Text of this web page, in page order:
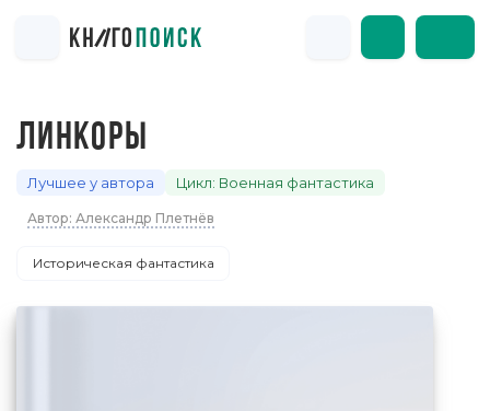
ЛИНКОРЫ
Лучшее у автора Цикл: Военная фантастика
Автор: Александр Плетнёв
Историческая фантастика